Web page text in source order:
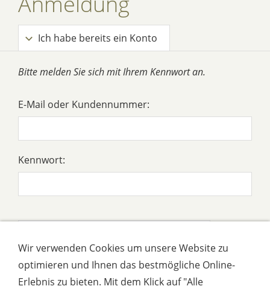
Ich habe bereits ein Konto
Bitte melden Sie sich mit Ihrem Kennwort an.
E-Mail oder Kundennummer:
Kennwort:
Ich habe noch kein Konto.
Wir verwenden Cookies um unsere Website zu
optimieren und Ihnen das bestmögliche Online-
Erlebnis zu bieten. Mit dem Klick auf "Alle